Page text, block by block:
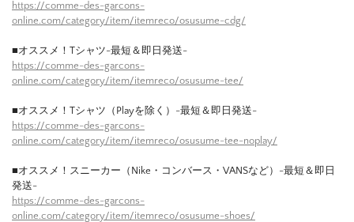
https://comme-des-garcons-
online.com/category/item/itemreco/osusume-cdg/
■オススメ！Tシャツ-最短＆即日発送-
https://comme-des-garcons-
online.com/category/item/itemreco/osusume-tee/
■オススメ！Tシャツ（Playを除く）-最短＆即日発送-
https://comme-des-garcons-
online.com/category/item/itemreco/osusume-tee-noplay/
■オススメ！スニーカー（Nike・コンバース・VANSなど）-最短＆即日
発送-
https://comme-des-garcons-
online.com/category/item/itemreco/osusume-shoes/